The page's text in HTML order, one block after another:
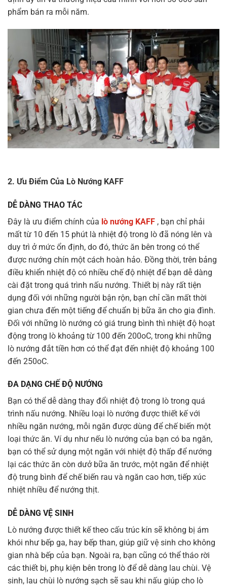
phẩm bán ra mỗi năm.
2. Ưu Điểm Của Lò Nướng KAFF
DỄ DÀNG THAO TÁC
Đây là ưu điểm chính của lò nướng KAFF , bạn chỉ phải
mất từ 10 đến 15 phút là nhiệt độ trong lò đã nóng lên và
duy trì ở mức ổn định, do đó, thức ăn bên trong có thể
được nướng chín một cách hoàn hảo. Đồng thời, trên bảng
điều khiển nhiệt độ có nhiều chế độ nhiệt để bạn dễ dàng
cài đặt trong quá trình nấu nướng. Thiết bị này rất tiện
dụng đối với những người bận rộn, bạn chỉ cần mất thời
gian chưa đến một tiếng để chuẩn bị bữa ăn cho gia đình.
Đối với những lò nướng có giá trung bình thì nhiệt độ hoạt
động trong lò khoảng từ 100 đến 200oC, trong khi những
lò nướng đắt tiền hơn có thể đạt đến nhiệt độ khoảng 100
đến 250oC.
ĐA DẠNG CHẾ ĐỘ NƯỚNG
Bạn có thể dễ dàng thay đổi nhiệt độ trong lò trong quá
trình nấu nướng. Nhiều loại lò nướng được thiết kế với
nhiều ngăn nướng, mỗi ngăn được dùng để chế biến một
loại thức ăn. Ví dụ như nếu lò nướng của bạn có ba ngăn,
bạn có thể sử dụng một ngăn với nhiệt độ thấp để nướng
lại các thức ăn còn dưở bữa ăn trước, một ngăn để nhiệt
độ trung bình để chế biến rau và ngăn cao hơn, tiếp xúc
nhiệt nhiều để nướng thịt.
DỄ DÀNG VỆ SINH
Lò nướng được thiết kế theo cấu trúc kín sẽ không bị ám
khói như bếp ga, hay bếp than, giúp giữ vệ sinh cho không
gian nhà bếp của bạn. Ngoài ra, bạn cũng có thể tháo rời
các thiết bị, phụ kiện bên trong lò để dễ dàng lau chùi. Vệ
sinh, lau chùi lò nướng sạch sẽ sau khi nấu giúp cho lò